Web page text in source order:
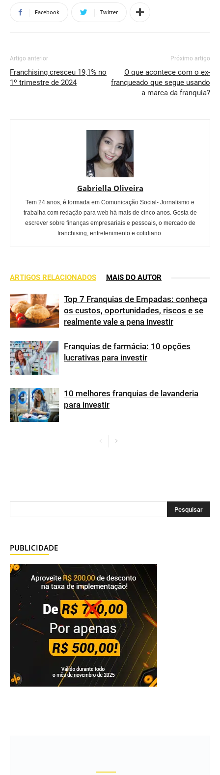
Facebook Twitter
Artigo anterior
Franchising cresceu 19,1% no
1º trimestre de 2024
Próximo artigo
O que acontece com o ex-
franqueado que segue usando
a marca da franquia?
Gabriella Oliveira
Tem 24 anos, é formada em Comunicação Social- Jornalismo e
trabalha com redação para web há mais de cinco anos. Gosta de
escrever sobre finanças empresariais e pessoais, o mercado de
franchising, entretenimento e cotidiano.
ARTIGOS RELACIONADOS MAIS DO AUTOR
Top 7 Franquias de Empadas: conheça
os custos, oportunidades, riscos e se
realmente vale a pena investir
Franquias de farmácia: 10 opções
lucrativas para investir
10 melhores franquias de lavanderia
para investir
PUBLICIDADE